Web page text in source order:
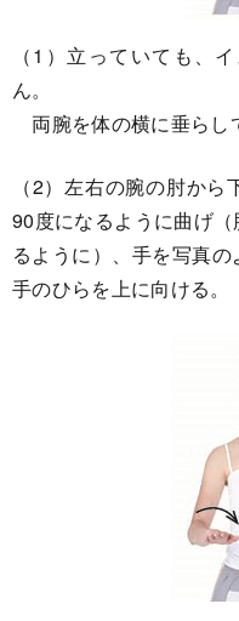
（1）立っていても、
ん。
両腕を体の横に垂らし
（2）左右の腕の肘か
90度になるように曲げ
るように）、手を写真
手のひらを上に向ける。